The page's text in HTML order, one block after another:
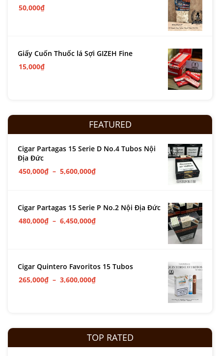
50,000₫
Giấy Cuốn Thuốc lá Sợi GIZEH Fine
15,000₫
FEATURED
Cigar Partagas 15 Serie D No.4 Tubos Nội
Địa Đức
450,000₫ – 5,600,000₫
Cigar Partagas 15 Serie P No.2 Nội Địa Đức
480,000₫ – 6,450,000₫
Cigar Quintero Favoritos 15 Tubos
265,000₫ – 3,600,000₫
TOP RATED